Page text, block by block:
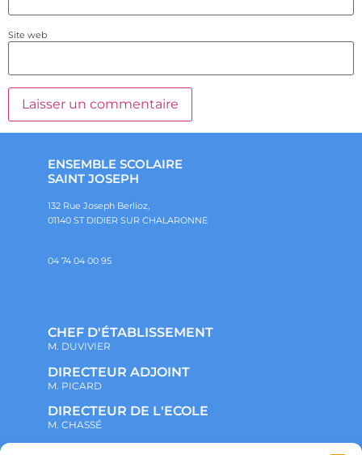
Site web
ENSEMBLE SCOLAIRE
SAINT JOSEPH
132 Rue Joseph Berlioz,
01140 ST DIDIER SUR CHALARONNE
04 74 04 00 95
CHEF D'ÉTABLISSEMENT
M. DUVIVIER
DIRECTEUR ADJOINT
M. PICARD
DIRECTEUR DE L'ECOLE
M. CHASSÉ